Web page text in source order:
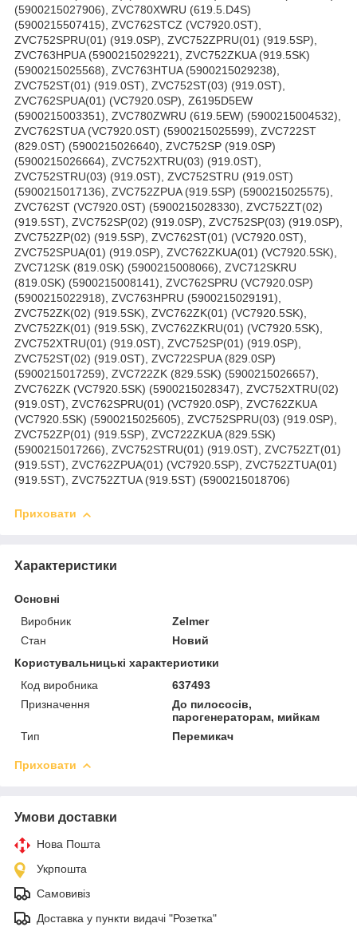
(5900215027906), ZVC780XWRU (619.5.D4S)
(5900215507415), ZVC762STCZ (VC7920.0ST),
ZVC752SPRU(01) (919.0SP), ZVC752ZPRU(01) (919.5SP),
ZVC763HPUA (5900215029221), ZVC752ZKUA (919.5SK)
(5900215025568), ZVC763HTUA (5900215029238),
ZVC752ST(01) (919.0ST), ZVC752ST(03) (919.0ST),
ZVC762SPUA(01) (VC7920.0SP), Z6195D5EW
(5900215003351), ZVC780ZWRU (619.5EW) (5900215004532),
ZVC762STUA (VC7920.0ST) (5900215025599), ZVC722ST
(829.0ST) (5900215026640), ZVC752SP (919.0SP)
(5900215026664), ZVC752XTRU(03) (919.0ST),
ZVC752STRU(03) (919.0ST), ZVC752STRU (919.0ST)
(5900215017136), ZVC752ZPUA (919.5SP) (5900215025575),
ZVC762ST (VC7920.0ST) (5900215028330), ZVC752ZT(02)
(919.5ST), ZVC752SP(02) (919.0SP), ZVC752SP(03) (919.0SP),
ZVC752ZP(02) (919.5SP), ZVC762ST(01) (VC7920.0ST),
ZVC752SPUA(01) (919.0SP), ZVC762ZKUA(01) (VC7920.5SK),
ZVC712SK (819.0SK) (5900215008066), ZVC712SKRU
(819.0SK) (5900215008141), ZVC762SPRU (VC7920.0SP)
(5900215022918), ZVC763HPRU (5900215029191),
ZVC752ZK(02) (919.5SK), ZVC762ZK(01) (VC7920.5SK),
ZVC752ZK(01) (919.5SK), ZVC762ZKRU(01) (VC7920.5SK),
ZVC752XTRU(01) (919.0ST), ZVC752SP(01) (919.0SP),
ZVC752ST(02) (919.0ST), ZVC722SPUA (829.0SP)
(5900215017259), ZVC722ZK (829.5SK) (5900215026657),
ZVC762ZK (VC7920.5SK) (5900215028347), ZVC752XTRU(02)
(919.0ST), ZVC762SPRU(01) (VC7920.0SP), ZVC762ZKUA
(VC7920.5SK) (5900215025605), ZVC752SPRU(03) (919.0SP),
ZVC752ZP(01) (919.5SP), ZVC722ZKUA (829.5SK)
(5900215017266), ZVC752STRU(01) (919.0ST), ZVC752ZT(01)
(919.5ST), ZVC762ZPUA(01) (VC7920.5SP), ZVC752ZTUA(01)
(919.5ST), ZVC752ZTUA (919.5ST) (5900215018706)
Приховати
Характеристики
Основні
Виробник
Zelmer
Стан
Новий
Користувальницькі характеристики
Код виробника
637493
Призначення
До пилососів,
парогенераторам, мийкам
Тип
Перемикач
Приховати
Умови доставки
Нова Пошта
Укрпошта
Самовивіз
Доставка у пункти видачі "Розетка"